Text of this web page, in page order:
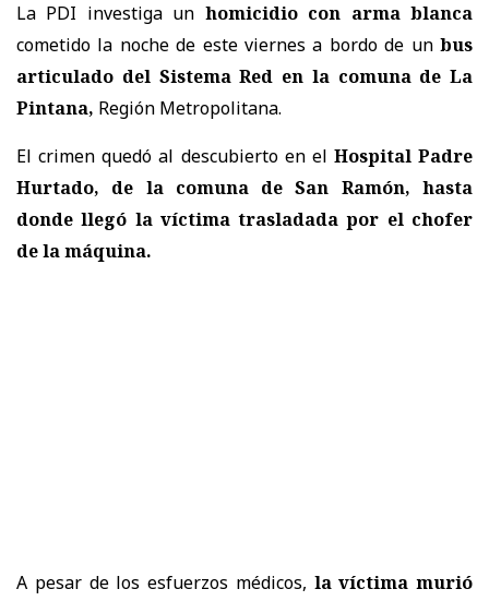
La PDI investiga un homicidio con arma blanca
cometido la noche de este viernes a bordo de un bus
articulado del Sistema Red en la comuna de La
Pintana, Región Metropolitana.
El crimen quedó al descubierto en el Hospital Padre
Hurtado, de la comuna de San Ramón, hasta
donde llegó la víctima trasladada por el chofer
de la máquina.
A pesar de los esfuerzos médicos, la víctima murió